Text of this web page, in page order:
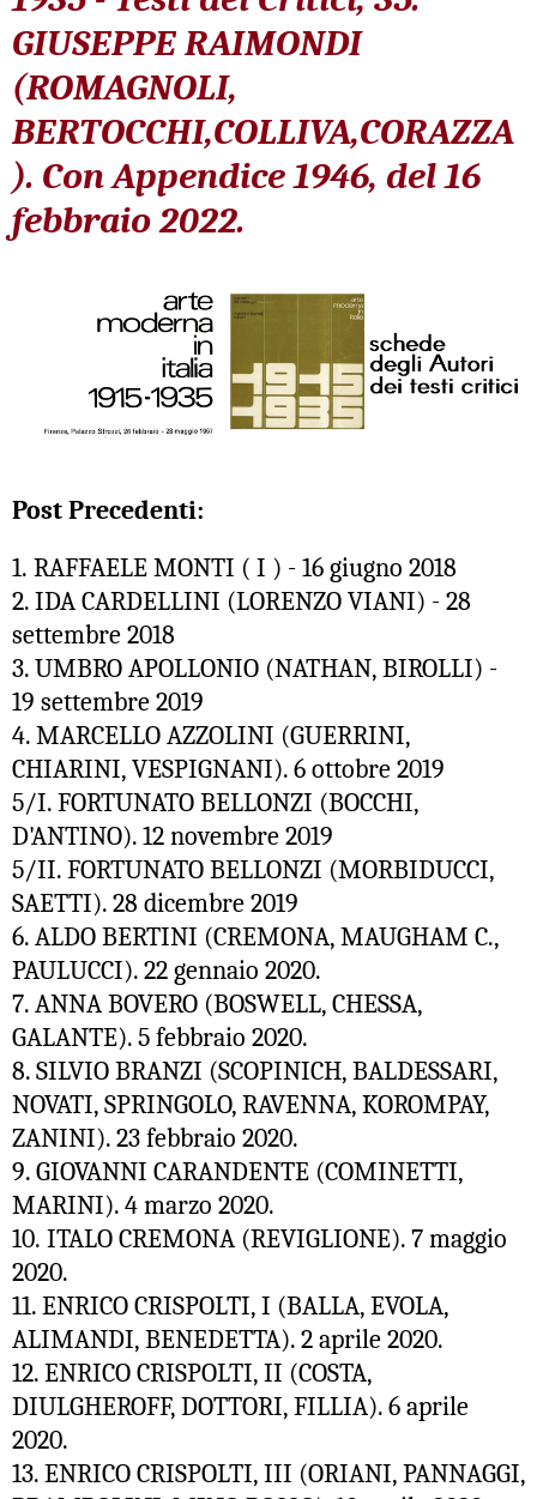
GIUSEPPE RAIMONDI
(ROMAGNOLI,
BERTOCCHI,COLLIVA,CORAZZA
). Con Appendice 1946, del 16
febbraio 2022.
Post Precedenti:
1. RAFFAELE MONTI ( I ) - 16 giugno 2018
2. IDA CARDELLINI (LORENZO VIANI) - 28
settembre 2018
3. UMBRO APOLLONIO (NATHAN, BIROLLI) -
19 settembre 2019
4. MARCELLO AZZOLINI (GUERRINI,
CHIARINI, VESPIGNANI). 6 ottobre 2019
5/I. FORTUNATO BELLONZI (BOCCHI,
D'ANTINO). 12 novembre 2019
5/II. FORTUNATO BELLONZI (MORBIDUCCI,
SAETTI). 28 dicembre 2019
6. ALDO BERTINI (CREMONA, MAUGHAM C.,
PAULUCCI). 22 gennaio 2020.
7. ANNA BOVERO (BOSWELL, CHESSA,
GALANTE). 5 febbraio 2020.
8. SILVIO BRANZI (SCOPINICH, BALDESSARI,
NOVATI, SPRINGOLO, RAVENNA, KOROMPAY,
ZANINI). 23 febbraio 2020.
9. GIOVANNI CARANDENTE (COMINETTI,
MARINI). 4 marzo 2020.
10. ITALO CREMONA (REVIGLIONE). 7 maggio
2020.
11. ENRICO CRISPOLTI, I (BALLA, EVOLA,
ALIMANDI, BENEDETTA). 2 aprile 2020.
12. ENRICO CRISPOLTI, II (COSTA,
DIULGHEROFF, DOTTORI, FILLIA). 6 aprile
2020.
13. ENRICO CRISPOLTI, III (ORIANI, PANNAGGI,